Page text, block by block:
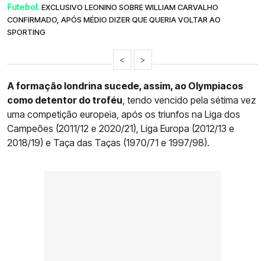
Futebol. EXCLUSIVO LEONINO SOBRE WILLIAM CARVALHO
CONFIRMADO, APÓS MÉDIO DIZER QUE QUERIA VOLTAR AO
SPORTING
< >
A formação londrina sucede, assim, ao Olympiacos
como detentor do troféu, tendo vencido pela sétima vez
uma competição europeia, após os triunfos na Liga dos
Campeões (2011/12 e 2020/21), Liga Europa (2012/13 e
2018/19) e Taça das Taças (1970/71 e 1997/98).